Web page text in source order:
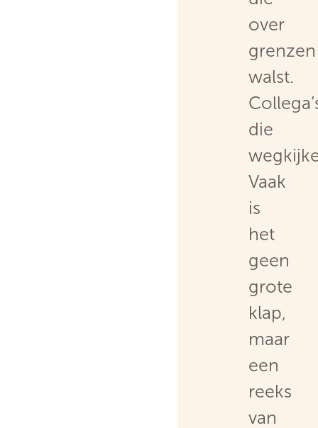
over
grenzen
walst.
die
Vaak
is
het
geen
grote
klap,
maar
een
reeks
van